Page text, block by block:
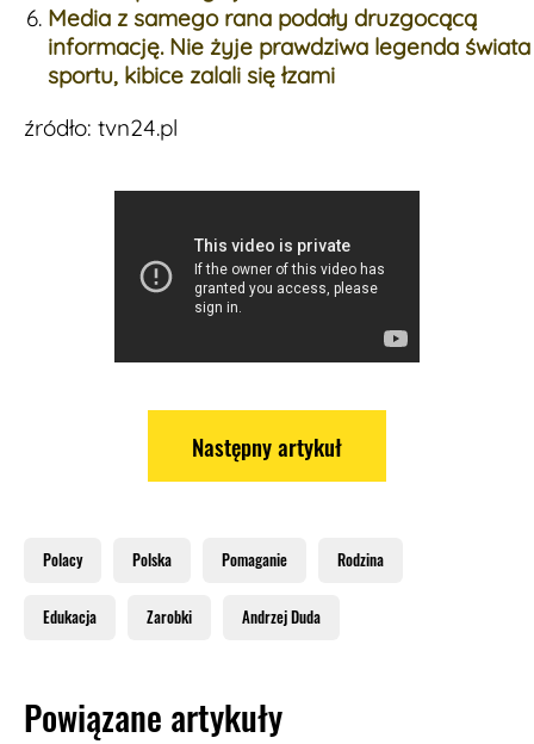
Media z samego rana podały druzgocącą
informację. Nie żyje prawdziwa legenda świata
sportu, kibice zalali się łzami
źródło: tvn24.pl
Następny artykuł
Polacy Polska Pomaganie Rodzina
Edukacja Zarobki Andrzej Duda
Powiązane artykuły